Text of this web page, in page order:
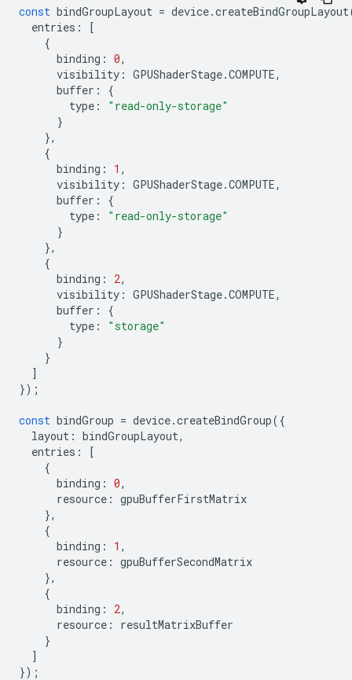
const bindGroupLayout = device.createBindGroupLayout
entries :
[
{
binding : 0,
visibility : GPUShaderStage.COMPUTE,
buffer :
{
type :
"read-only-storage"
}
},
{
binding : 1 ,
visibility : GPUShaderStage.COMPUTE,
buffer :
{
type :
"read-only-storage"
}
},
{
binding : 2,
visibility : GPUShaderStage.COMPUTE,
buffer :
{
type :
"storage"
}
}
]
});
const bindGroup = device.createBindGroup({
layout : bindGroupLayout,
entries :
[
{
binding : 0,
resource : gpuBufferFirstMatrix
},
{
binding : 1 ,
resource : gpuBufferSecondMatrix
},
{
binding : 2,
resource :
resultMatrixBuffer
}
]
});